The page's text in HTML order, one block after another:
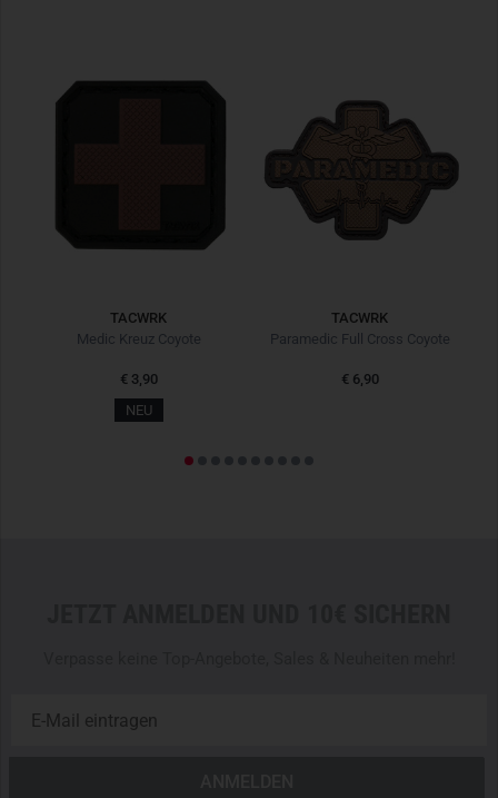
TACWRK
Medic Kreuz Coyote
€ 3,90
NEU
TACWRK
Paramedic Full Cross Coyote
€ 6,90